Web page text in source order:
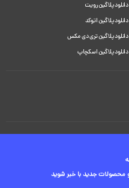
دانلود پلاگین رویت
دانلود پلاگین اتوکد
دانلود پلاگین تری دی مکس
دانلود پلاگین اسکچاپ
محصولات جدید با خبر شوید